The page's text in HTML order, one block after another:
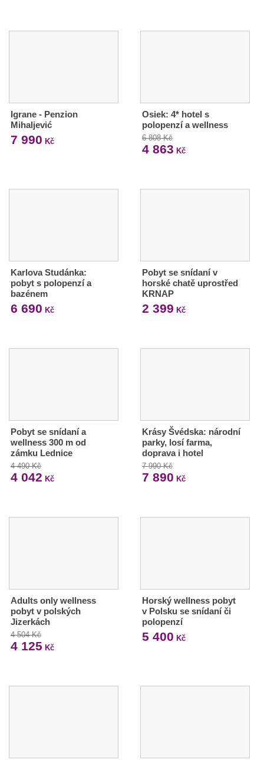
Igrane - Penzion
Mihaljević
7 990 Kč
Osiek: 4* hotel s
polopenzí a wellness
6 808 Kč
4 863 Kč
Karlova Studánka:
pobyt s polopenzí a
bazénem
6 690 Kč
Pobyt se snídaní v
horské chatě uprostřed
KRNAP
2 399 Kč
Pobyt se snídaní a
wellness 300 m od
zámku Lednice
4 490 Kč
4 042 Kč
Krásy Švédska: národní
parky, losí farma,
doprava i hotel
7 990 Kč
7 890 Kč
Adults only wellness
pobyt v polských
Jizerkách
4 504 Kč
4 125 Kč
Horský wellness pobyt
v Polsku se snídaní či
polopenzí
5 400 Kč